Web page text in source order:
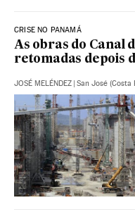
CRISE NO PANAMÁ
As obras do Canal
retomadas depois
JOSÉ MELÉNDEZ San José (Costa